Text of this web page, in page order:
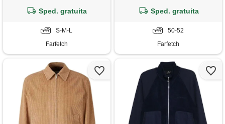
Sped. gratuita
S-M-L
Farfetch
Sped. gratuita
50-52
Farfetch